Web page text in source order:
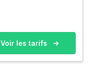
Voir les tarifs